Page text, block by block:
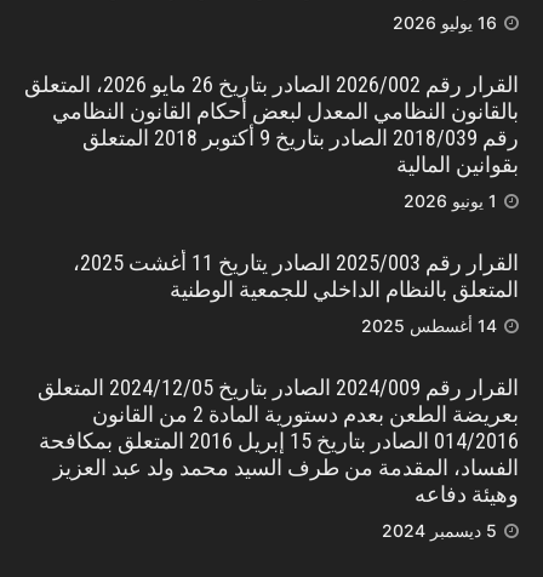
16 يوليو 2026
القرار رقم 2026/002 الصادر بتاريخ 26 مايو 2026، المتعلق
بالقانون النظامي المعدل لبعض أحكام القانون النظامي
رقم 2018/039 الصادر بتاريخ 9 أكتوبر 2018 المتعلق
بقوانين المالية
1 يونيو 2026
القرار رقم 2025/003 الصادر يتاريخ 11 أغشت 2025،
المتعلق بالنظام الداخلي للجمعية الوطنية
14 أغسطس 2025
القرار رقم 2024/009 الصادر بتاريخ 2024/12/05 المتعلق
بعريضة الطعن بعدم دستورية المادة 2 من القانون
014/2016 الصادر بتاريخ 15 إبريل 2016 المتعلق بمكافحة
الفساد، المقدمة من طرف السيد محمد ولد عبد العزيز
وهيئة دفاعه
5 ديسمبر 2024